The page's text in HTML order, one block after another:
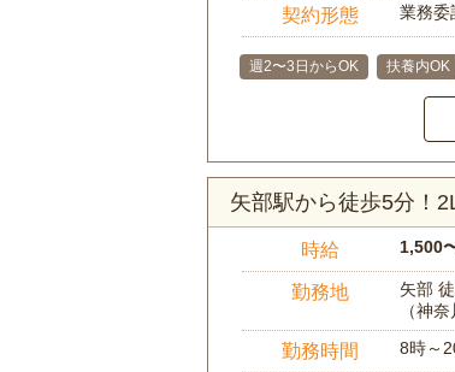
契約形態 業務委
週2〜3日からOK 扶養内OK
矢部駅から徒歩5分！
時給 1,500
勤務地
矢部
（神
勤務時間 8時～